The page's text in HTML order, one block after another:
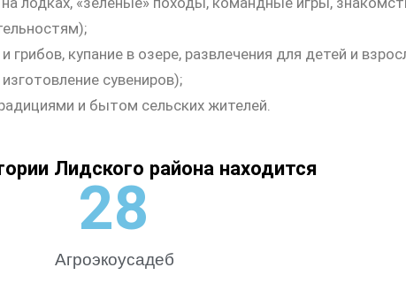
купание в озере, развлечения для детей и
сувениров);
и бытом сельских жителей.
Лидского района находится
Агроэкоусадеб
28